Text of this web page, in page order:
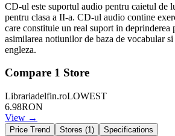
CD-ul este suportul audio pentru caietul de
pentru clasa a II-a. CD-ul audio contine
care constituie un real suport in deprinderea
asimilarea notiunilor de baza de vocabular
engleza.
Compare 1 Store
Librariadelfin.roLOWEST
6.98RON
View →
Price Trend Stores (1) Specifications